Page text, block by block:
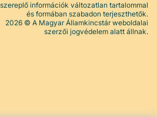
információk változatlan tartalommal
és formában szabadon terjeszthetők.
2026 © A Magyar Államkincstár weboldalai
szerzői jogvédelem alatt állnak.